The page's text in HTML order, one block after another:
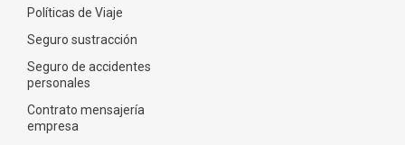
Políticas de Viaje
Seguro sustracción
Seguro de accidentes
personales
Contrato mensajería
empresa